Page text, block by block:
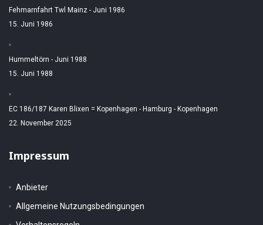
Fehmarnfahrt Twl Mainz - Juni 1986
15. Juni 1986
Hummeltörn - Juni 1988
15. Juni 1988
EC 186/187 Karen Blixen = Kopenhagen - Hamburg - Kopenhagen
22. November 2025
Impressum
Anbieter
Allgemeine Nutzungsbedingungen